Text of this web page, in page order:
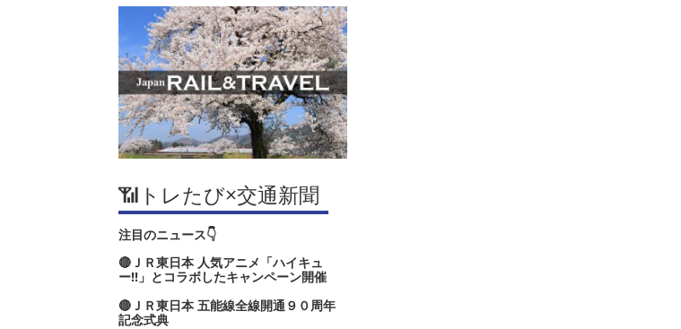
📶トレたび×交通新聞
注目のニュース👇
🔴ＪＲ東日本 人気アニメ「ハイキュ
ー‼」とコラボしたキャンペーン開催
🔴ＪＲ東日本 五能線全線開通９０周年
記念式典